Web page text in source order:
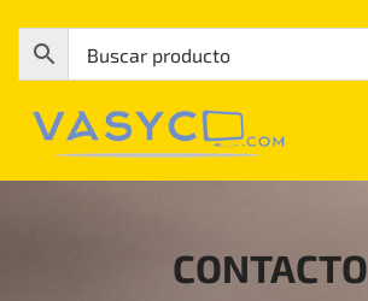
CONTACTO